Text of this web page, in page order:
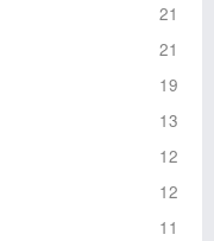
21
21
19
13
12
12
11